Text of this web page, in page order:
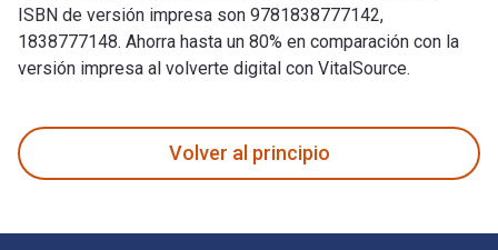
ISBN de versión impresa son 9781838777142,
1838777148. Ahorra hasta un 80% en comparación con la
versión impresa al volverte digital con VitalSource.
Volver al principio